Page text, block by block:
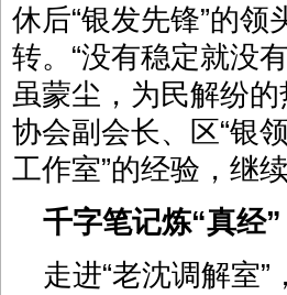
休后“银发先锋”的领
转。“没有稳定就没
虽蒙尘，为民解纷
协会副会长、区“银
工作室”的经验，继
千字笔记炼“真经”
走进“老沈调解室